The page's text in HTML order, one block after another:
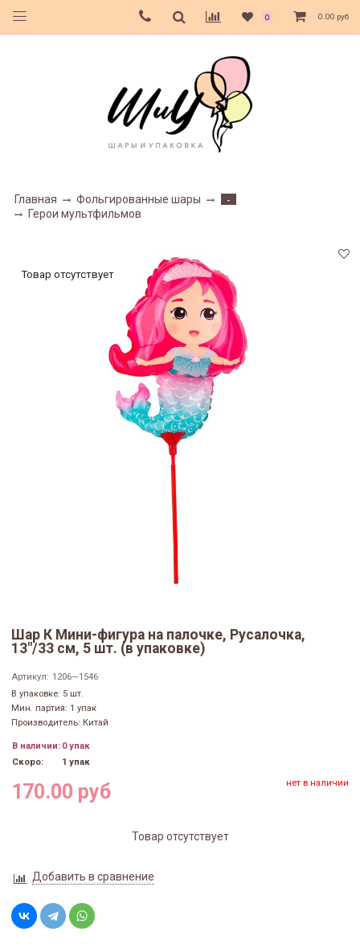
0 0.00 руб
Главная Фольгированные шары
-
Герои мультфильмов
Товар отсутствует
Шар К Мини-фигура на палочке, Русалочка,
13"/33 см, 5 шт. (в упаковке)
Артикул: 1206—1546
В упаковке: 5 шт.
Мин. партия: 1 упак
Производитель: Китай
В наличии: 0 упак
Скоро:
1 упак
170.00 руб нет в наличии
Товар отсутствует
Добавить в сравнение